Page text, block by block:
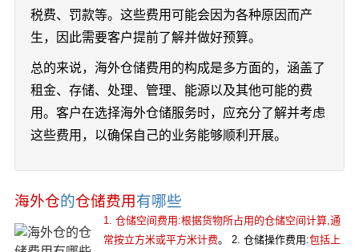
税费、罚款等。这些费用可能会因为各种原因而产
生，因此需要客户提前了解并做好预算。
总的来说，海外仓储费用的构成是多方面的，涵盖了
租金、存储、处理、管理、能源以及其他可能的费
用。客户在选择海外仓储服务时，应充分了解并考虑
这些费用，以确保自己的业务能够顺利开展。
海外仓的仓储费用有哪些
1. 仓储空间费用:根据货物所占用的仓储空间计算,通
常按立方米或平方米计费。 2. 仓储操作费用:包括上